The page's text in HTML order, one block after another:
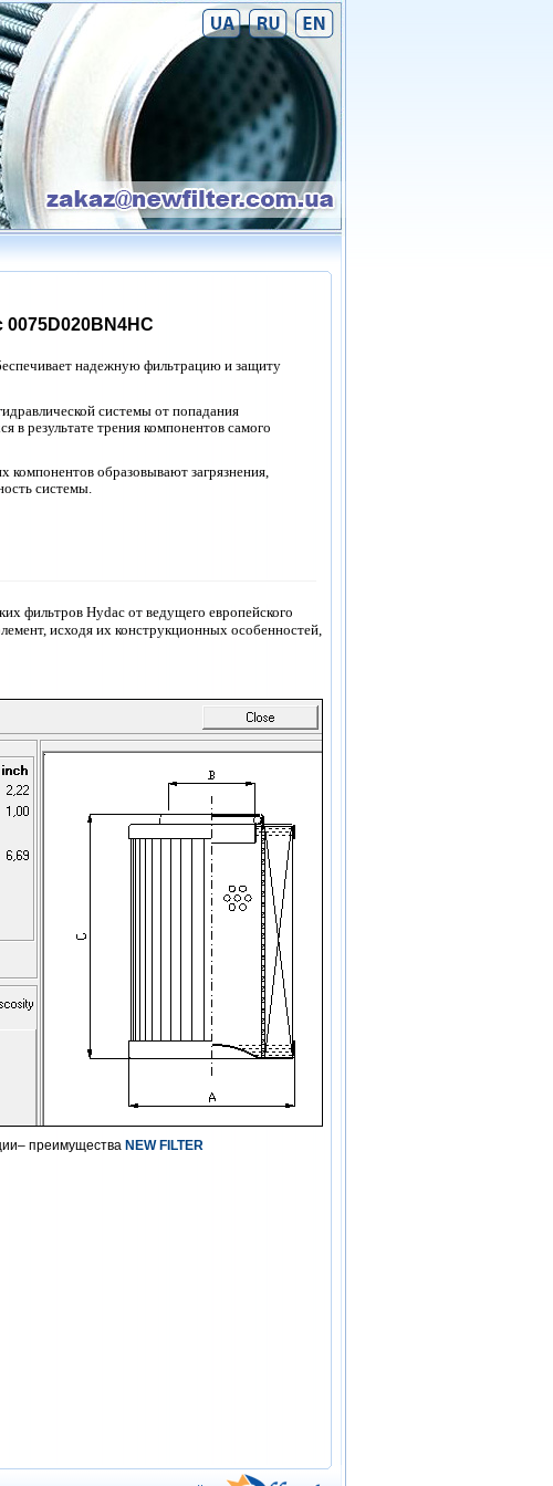
0075D020BN4HC
надежную фильтрацию и защиту
системы от попадания
в результате трения компонентов самого
компонентов образовывают загрязнения,
системы.
фильтров Hydacот ведущего европейского
исходя их конструкционных особенностей,
преимущества NEW FILTER